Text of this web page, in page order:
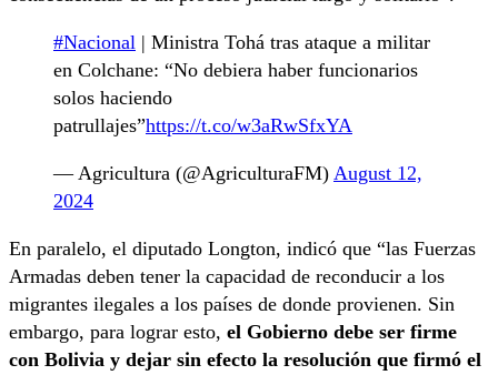
#Nacional | Ministra Tohá tras ataque a militar
en Colchane: “No debiera haber funcionarios
solos haciendo
patrullajes”https://t.co/w3aRwSfxYA
— Agricultura (@AgriculturaFM) August 12,
2024
En paralelo, el diputado Longton, indicó que “las Fuerzas
Armadas deben tener la capacidad de reconducir a los
migrantes ilegales a los países de donde provienen. Sin
embargo, para lograr esto, el Gobierno debe ser firme
con Bolivia y dejar sin efecto la resolución que firmó el